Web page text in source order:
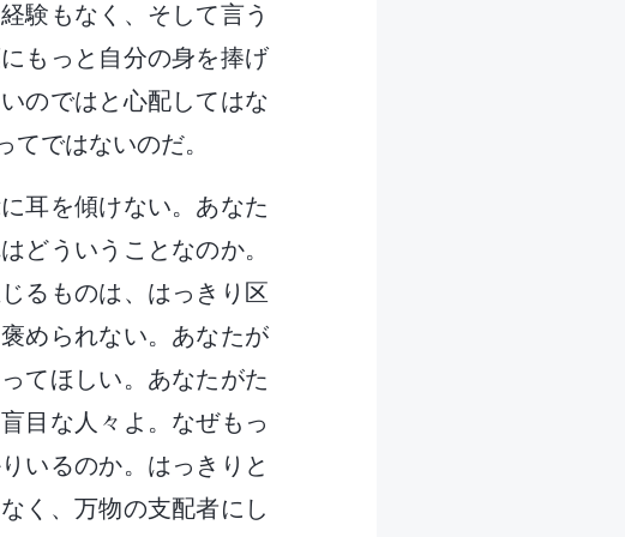
験もなく、そして言う
もっと自分の身を捧げ
のではと心配してはな
ではないのだ。
耳を傾けない。あなた
どういうことなのか。
るものは、はっきり区
められない。あなたが
てほしい。あなたがた
目な人々よ。なぜもっ
いるのか。はっきりと
く、万物の支配者にし